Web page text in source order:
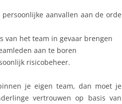
aanvallen aan de orde
van het team in gevaar brengen
aan te boren
risicobeheer.
je eigen team, dan moet je
vertrouwen op basis van